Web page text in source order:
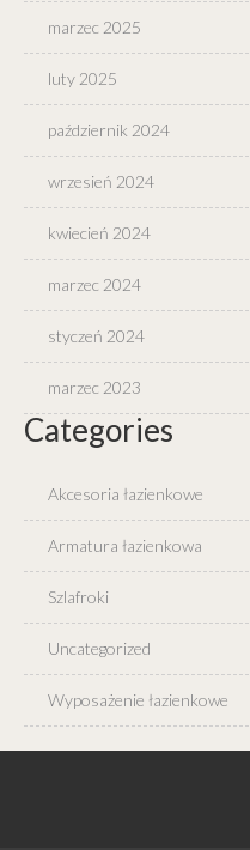
marzec 2025
luty 2025
październik 2024
wrzesień 2024
kwiecień 2024
marzec 2024
styczeń 2024
marzec 2023
Categories
Akcesoria łazienkowe
Armatura łazienkowa
Szlafroki
Uncategorized
Wyposażenie łazienkowe